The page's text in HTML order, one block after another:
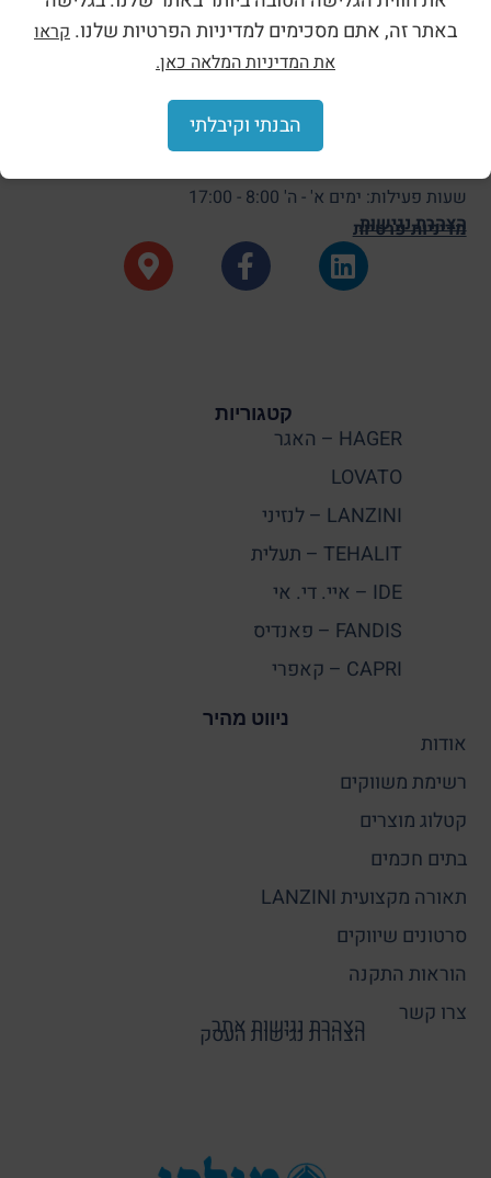
באתר זה, אתם מסכימים למדיניות הפרטיות שלנו. קראו
את המדיניות המלאה כאן.
הבנתי וקיבלתי
קטגוריות
HAGER – האגר
LOVATO
LANZINI – לנזיני
TEHALIT – תעלית
IDE – איי. די. אי
FANDIS – פאנדיס
CAPRI – קאפרי
ניווט מהיר
אודות
רשימת משווקים
קטלוג מוצרים
בתים חכמים
תאורה מקצועית LANZINI
סרטונים שיווקים
הוראות התקנה
צרו קשר
הצהרת נגישות אתר
הצהרת נגישות העסק
שמרו על קשר
כתובת: רח' הפרדס א.ת לב הארץ כפר קאסם
שעות פעילות: ימים א' - ה' 8:00 - 17:00
הצהרת נגישות
מדיניות פרטיות